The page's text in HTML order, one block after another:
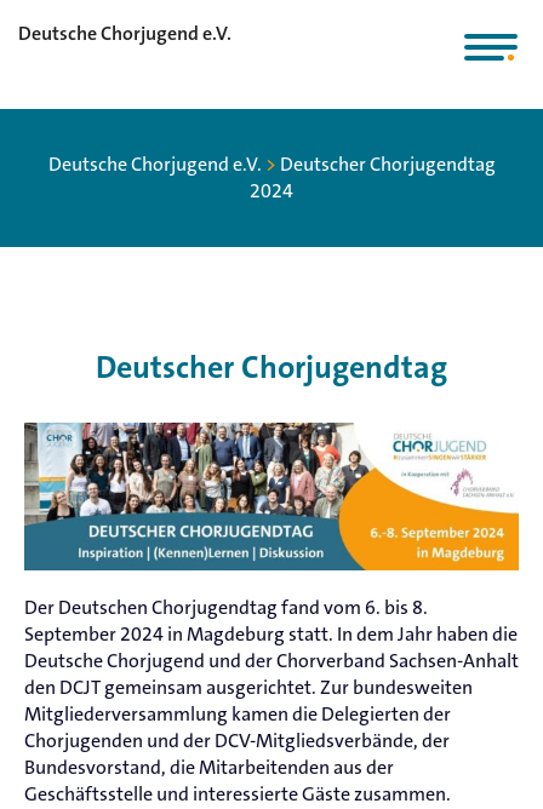
Deutsche Chorjugend e.V.
Deutsche Chorjugend e.V. > Deutscher Chorjugendtag
2024
Deutscher Chorjugendtag
Der Deutschen Chorjugendtag fand vom 6. bis 8.
September 2024 in Magdeburg statt. In dem Jahr haben die
Deutsche Chorjugend und der Chorverband Sachsen-Anhalt
den DCJT gemeinsam ausgerichtet. Zur bundesweiten
Mitgliederversammlung kamen die Delegierten der
Chorjugenden und der DCV-Mitgliedsverbände, der
Bundesvorstand, die Mitarbeitenden aus der
Geschäftsstelle und interessierte Gäste zusammen.